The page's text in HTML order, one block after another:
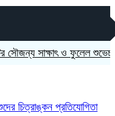
সাক্ষাৎ ও ফুলেল শুভেচ্ছা
চিত্রাঙ্কন প্রতিযোগিতা